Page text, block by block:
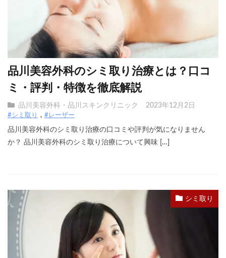
品川美容外科のシミ取り治療とは？口コ
ミ・評判・特徴を徹底解説
品川美容外科・品川スキンクリニック 2023年12月2日
#シミ取り #レーザー
品川美容外科のシミ取り治療の口コミや評判が気になりません
か？ 品川美容外科のシミ取り治療について興味 […]
シミ取り